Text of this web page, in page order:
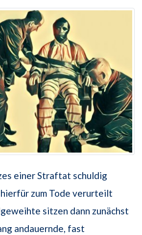
einer Straftat schuldig
zum Tode verurteilt
sitzen dann zunächst
andauernde, fast